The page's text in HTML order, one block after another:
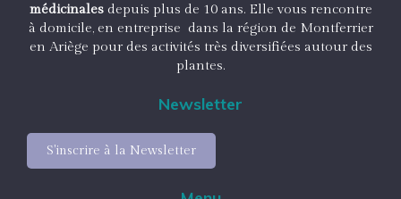
médicinalesdepuis plus de 10 ans. Elle vous rencontre
à domicile, en entreprise dans la région de Montferrier
en Ariège pour des activités très diversifiées autour des
plantes.
Newsletter
S'inscrire à la Newsletter